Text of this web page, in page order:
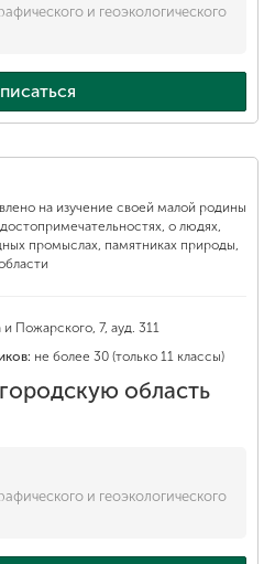
и геоэкологического
на изучение своей малой родины
о людях,
промыслах, памятниках природы,
Пожарского, 7, ауд. 311
не более 30 (только 11 классы)
область
и геоэкологического